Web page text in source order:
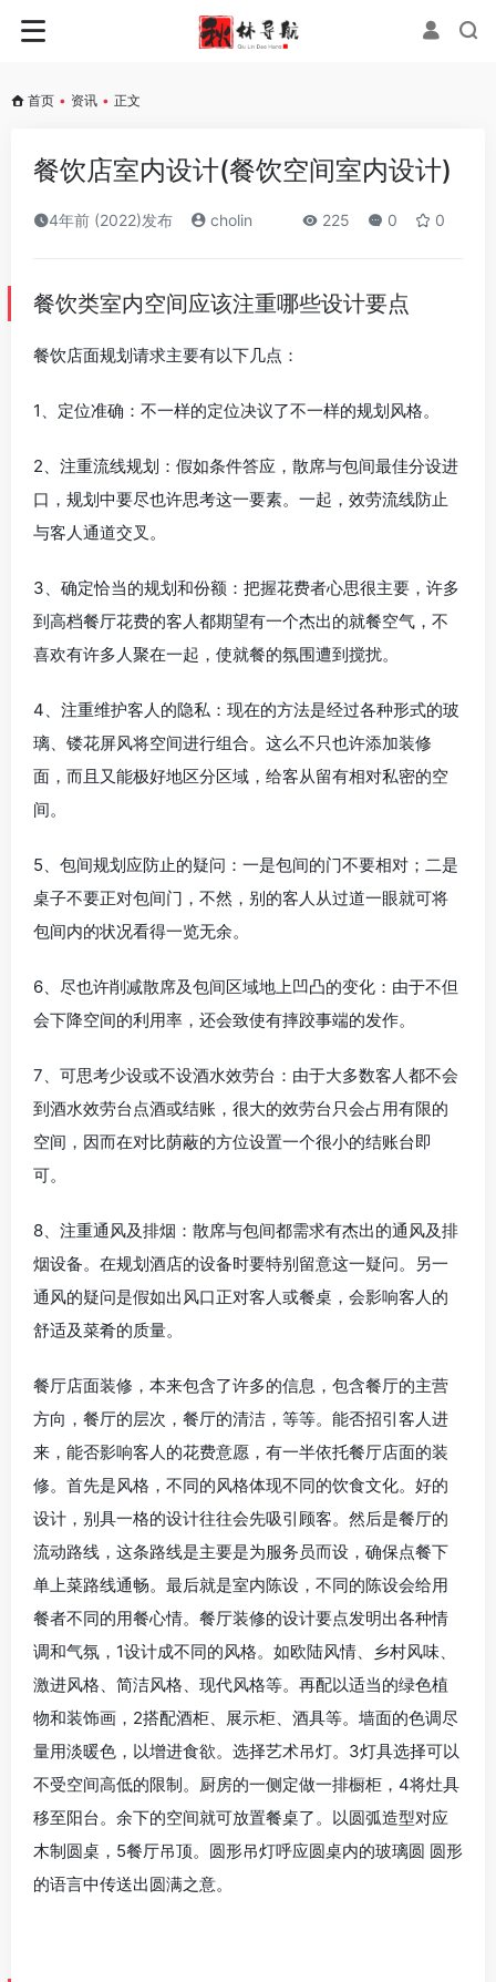
首页 • 资讯 • 正文
餐饮店室内设计(餐饮空间室内设计)
4年前 (2022)发布 cholin 225 0 0
餐饮类室内空间应该注重哪些设计要点
餐饮店面规划请求主要有以下几点：
1、定位准确：不一样的定位决议了不一样的规划风格。
2、注重流线规划：假如条件答应，散席与包间最佳分设进
口，规划中要尽也许思考这一要素。一起，效劳流线防止
与客人通道交叉。
3、确定恰当的规划和份额：把握花费者心思很主要，许多
到高档餐厅花费的客人都期望有一个杰出的就餐空气，不
喜欢有许多人聚在一起，使就餐的氛围遭到搅扰。
4、注重维护客人的隐私：现在的方法是经过各种形式的玻
璃、镂花屏风将空间进行组合。这么不只也许添加装修
面，而且又能极好地区分区域，给客从留有相对私密的空
间。
5、包间规划应防止的疑问：一是包间的门不要相对；二是
桌子不要正对包间门，不然，别的客人从过道一眼就可将
包间内的状况看得一览无余。
6、尽也许削减散席及包间区域地上凹凸的变化：由于不但
会下降空间的利用率，还会致使有摔跤事端的发作。
7、可思考少设或不设酒水效劳台：由于大多数客人都不会
到酒水效劳台点酒或结账，很大的效劳台只会占用有限的
空间，因而在对比荫蔽的方位设置一个很小的结账台即
可。
8、注重通风及排烟：散席与包间都需求有杰出的通风及排
烟设备。在规划酒店的设备时要特别留意这一疑问。另一
通风的疑问是假如出风口正对客人或餐桌，会影响客人的
舒适及菜肴的质量。
餐厅店面装修，本来包含了许多的信息，包含餐厅的主营
方向，餐厅的层次，餐厅的清洁，等等。能否招引客人进
来，能否影响客人的花费意愿，有一半依托餐厅店面的装
修。首先是风格，不同的风格体现不同的饮食文化。好的
设计，别具一格的设计往往会先吸引顾客。然后是餐厅的
流动路线，这条路线是主要是为服务员而设，确保点餐下
单上菜路线通畅。最后就是室内陈设，不同的陈设会给用
餐者不同的用餐心情。餐厅装修的设计要点发明出各种情
调和气氛，1设计成不同的风格。如欧陆风情、乡村风味、
激进风格、简洁风格、现代风格等。再配以适当的绿色植
物和装饰画，2搭配酒柜、展示柜、酒具等。墙面的色调尽
量用淡暖色，以增进食欲。选择艺术吊灯。3灯具选择可以
不受空间高低的限制。厨房的一侧定做一排橱柜，4将灶具
移至阳台。余下的空间就可放置餐桌了。以圆弧造型对应
木制圆桌，5餐厅吊顶。圆形吊灯呼应圆桌内的玻璃圆 圆形
的语言中传送出圆满之意。